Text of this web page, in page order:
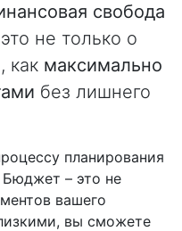
свобода
не только о
как максимально
без лишнего
планирования
Бюджет – это не
вашего
вы сможете